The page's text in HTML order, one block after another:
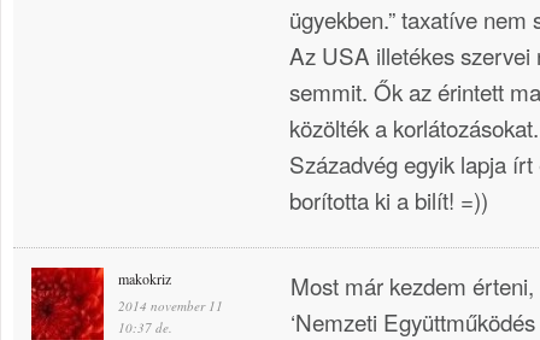
ügyekben.” taxatíve nem
Az USA illetékes szervei
semmit. Ők az érintett
közölték a
Századvég egyik lapja
borította ki a bilít! =))
makokriz
2014 november 11
10:37 de.
Most már kezdem
‘Nemzeti